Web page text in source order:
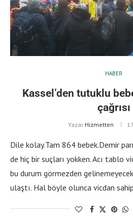
HABER
Kassel’den tutuklu
çağrısı
Yazar Hizmetten
Dile kolay.Tam 864 bebek.Demir
de hiç bir suçları yokken. Acı tablo
bu durum görmezden
ulaştı. Hal böyle olunca vicdan